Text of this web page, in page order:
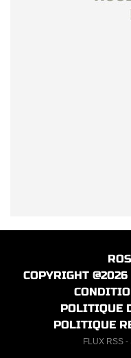
COPYRIGHT
POLITIQUE
POLITIQUE
FLUX RSS -